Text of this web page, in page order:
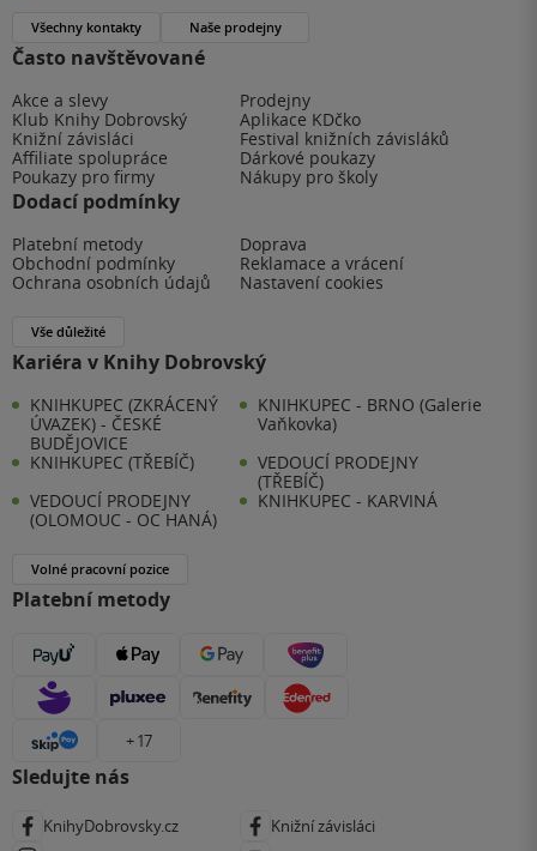
Často navštěvované
Akce a slevy
Prodejny
Klub Knihy Dobrovský
Aplikace KDčko
Knižní závisláci
Festival knižních závisláků
Affiliate spolupráce
Dárkové poukazy
Poukazy pro firmy
Nákupy pro školy
Dodací podmínky
Platební metody
Doprava
Obchodní podmínky
Reklamace a vrácení
Ochrana osobních údajů
Nastavení cookies
Vše důležité
Kariéra v Knihy Dobrovský
KNIHKUPEC (ZKRÁCENÝ
ÚVAZEK) - ČESKÉ
BUDĚJOVICE
KNIHKUPEC - BRNO (Galerie
Vaňkovka)
KNIHKUPEC (TŘEBÍČ)
VEDOUCÍ PRODEJNY
(TŘEBÍČ)
VEDOUCÍ PRODEJNY
(OLOMOUC - OC HANÁ)
KNIHKUPEC - KARVINÁ
Volné pracovní pozice
Platební metody
+ 17
Sledujte nás
KnihyDobrovsky.cz
Knižní závisláci
Všechny kontakty Naše prodejny